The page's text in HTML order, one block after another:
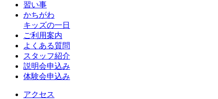
習い事
かちがわ
キッズの一日
ご利用案内
よくある質問
スタッフ紹介
説明会申込み
体験会申込み
アクセス